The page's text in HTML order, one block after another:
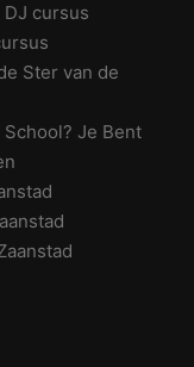
cursus
Ster van de
Je Bent